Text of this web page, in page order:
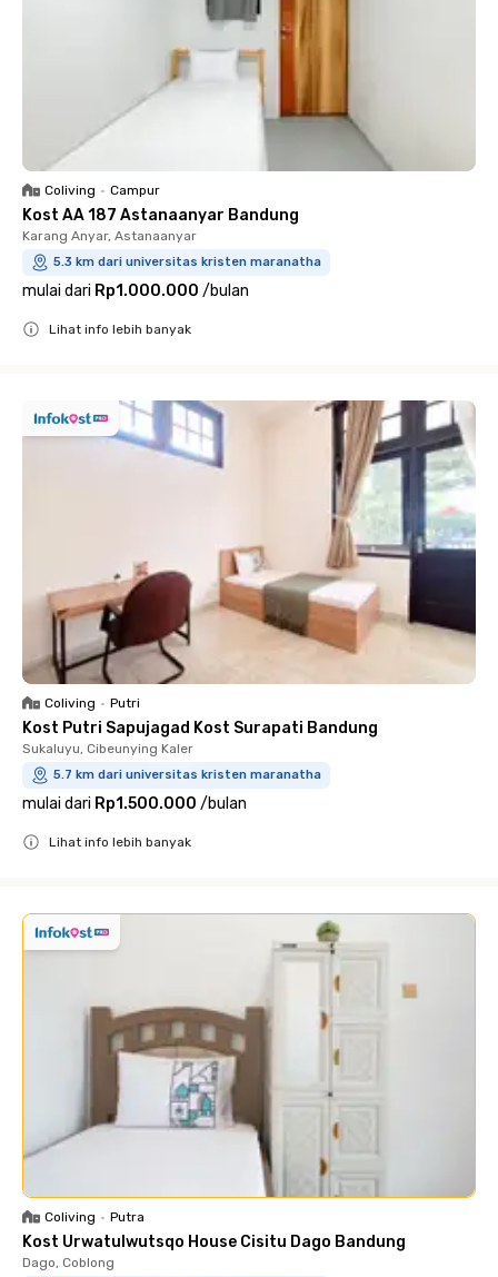
Coliving • Campur
Kost AA 187 Astanaanyar Bandung
Karang Anyar, Astanaanyar
5.3 km dari universitas kristen maranatha
mulai dari Rp1.000.000 /bulan
Lihat info lebih banyak
Coliving • Putri
Kost Putri Sapujagad Kost Surapati Bandung
Sukaluyu, Cibeunying Kaler
5.7 km dari universitas kristen maranatha
mulai dari Rp1.500.000 /bulan
Lihat info lebih banyak
Coliving • Putra
Kost Urwatulwutsqo House Cisitu Dago Bandung
Dago, Coblong